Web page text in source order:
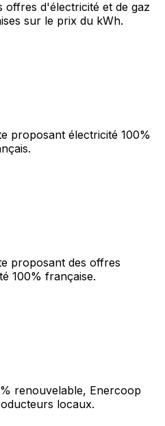
offres d'électricité et de gaz
sur le prix du kWh.
proposant électricité 100%
proposant des offres
100% française.
renouvelable, Enercoop
locaux.